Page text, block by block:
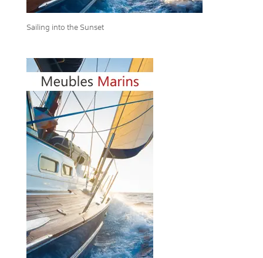
Sailing into the Sunset